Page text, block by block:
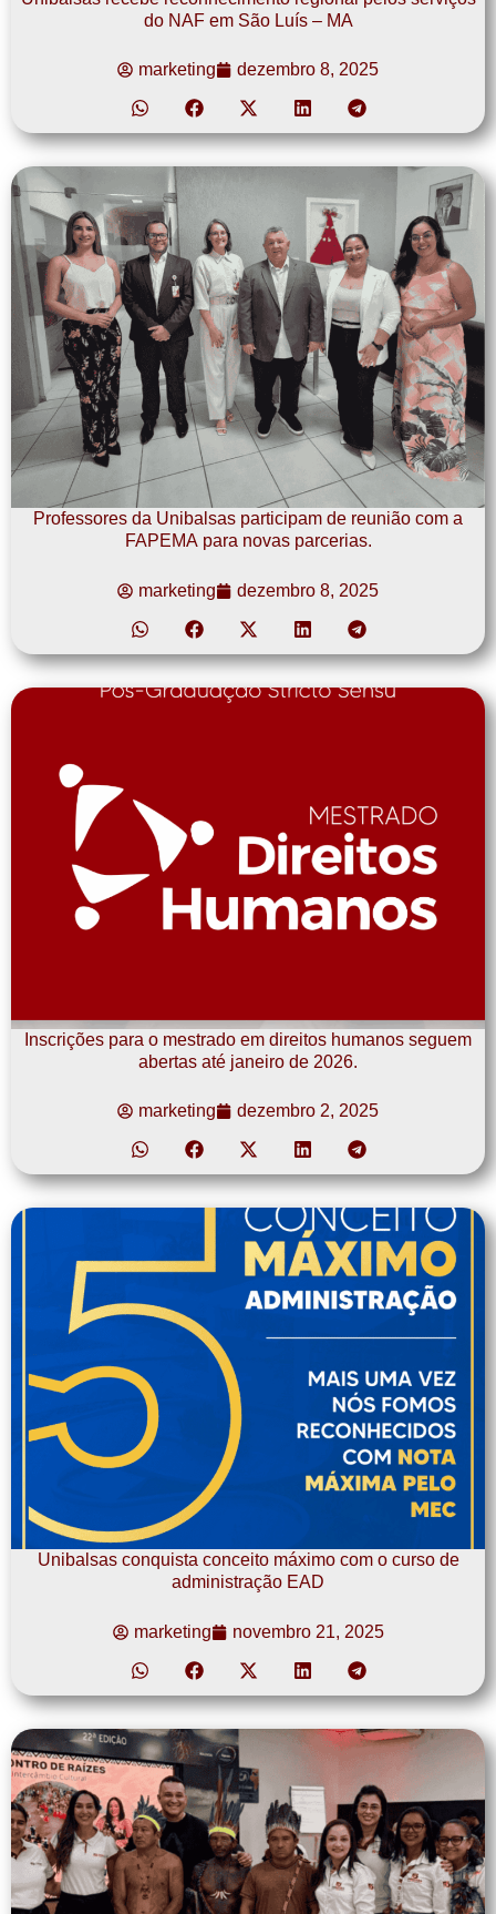
do NAF em São Luís – MA
marketing dezembro 8, 2025
Professores da Unibalsas participam de reunião com a
FAPEMA para novas parcerias.
marketing dezembro 8, 2025
Inscrições para o mestrado em direitos humanos seguem
abertas até janeiro de 2026.
marketing dezembro 2, 2025
Unibalsas conquista conceito máximo com o curso de
administração EAD
marketing novembro 21, 2025